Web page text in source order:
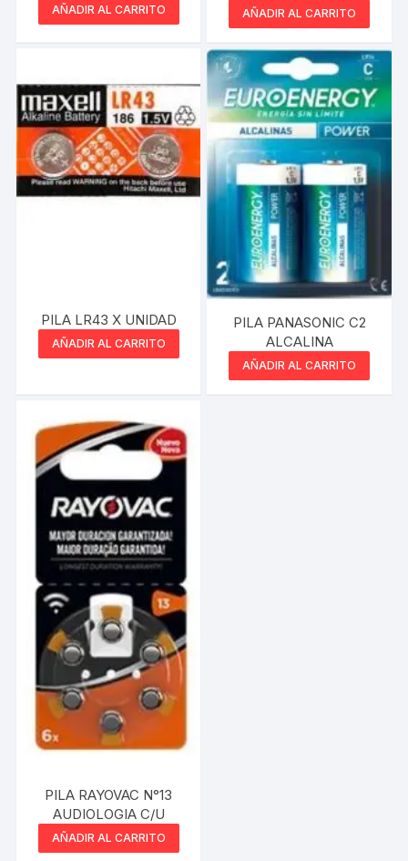
AÑADIR AL CARRITO AÑADIR AL CARRITO
PILA LR43 X UNIDAD
AÑADIR AL CARRITO
PILA PANASONIC C2
ALCALINA
AÑADIR AL CARRITO
PILA RAYOVAC N°13
AUDIOLOGIA C/U
AÑADIR AL CARRITO